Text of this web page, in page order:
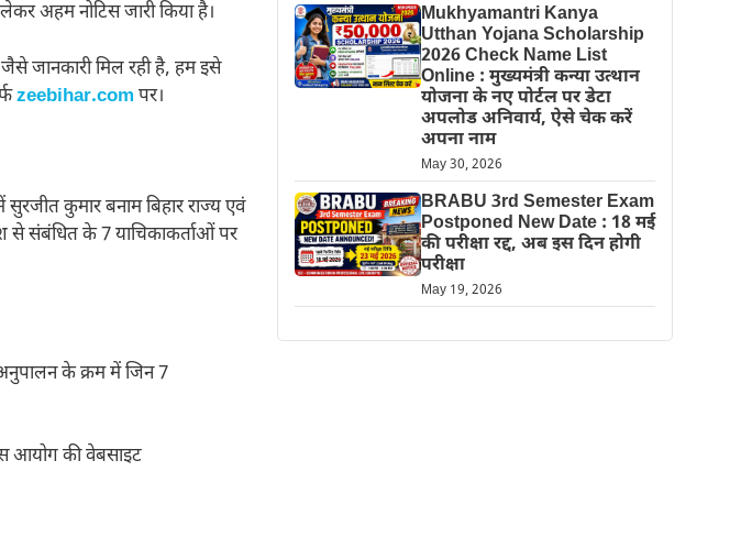
अहम नोटिस जारी किया है।
जानकारी मिल रही है, हम इसे
zeebihar.com पर।
कुमार बनाम बिहार राज्य एवं
से संबंधित के 7 याचिकाकर्ताओं पर
के क्रम में जिन 7
आयोग की वेबसाइट
Mukhyamantri Kanya
Utthan Yojana Scholarship
2026 Check Name List
Online : मुख्यमंत्री कन्या उत्थान
योजना के नए पोर्टल पर डेटा
अपलोड अनिवार्य, ऐसे चेक करें
अपना नाम
May 30, 2026
BRABU 3rd Semester Exam
Postponed New Date : 18 मई
की परीक्षा रद्द, अब इस दिन होगी
परीक्षा
May 19, 2026